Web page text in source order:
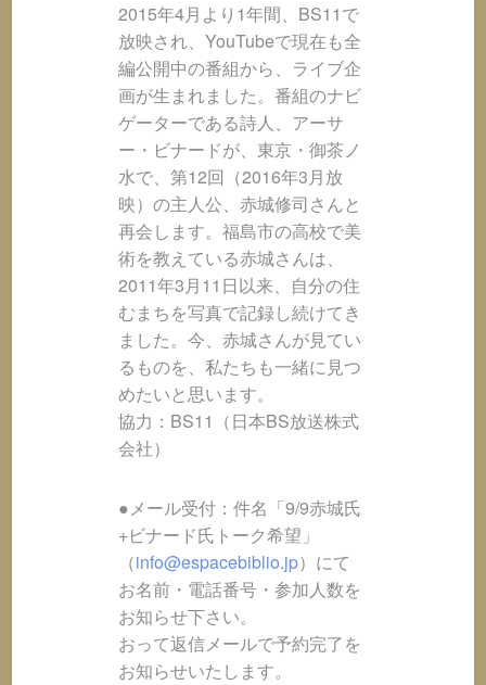
2015年4月より1年間、BS11で
放映され、YouTubeで現在も全
編公開中の番組から、ライブ企
画が生まれました。番組のナビ
ゲーターである詩人、アーサ
ー・ビナードが、東京・御茶ノ
水で、第12回（2016年3月放
映）の主人公、赤城修司さんと
再会します。福島市の高校で美
術を教えている赤城さんは、
2011年3月11日以来、自分の住
むまちを写真で記録し続けてき
ました。今、赤城さんが見てい
るものを、私たちも一緒に見つ
めたいと思います。
協力：BS11（日本BS放送株式
会社）
●メール受付：件名「9/9赤城氏
+ビナード氏トーク希望」
（info@espacebiblio.jp）にて
お名前・電話番号・参加人数を
お知らせ下さい。
おって返信メールで予約完了を
お知らせいたします。